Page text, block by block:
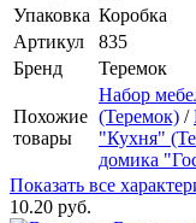
Упаковка Коробка
Артикул
835
Бренд
Теремок
Похожие
товары
Набор
(Теремок) /
"Кухня"
домика
Показать все
10.20 руб.